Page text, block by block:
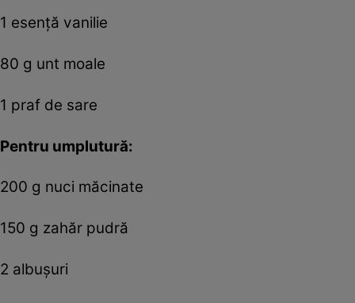
1 esență vanilie
80 g unt moale
1 praf de sare
Pentru umplutură:
200 g nuci măcinate
150 g zahăr pudră
2 albușuri